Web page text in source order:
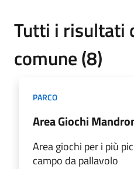
Tutti i risultati
comune (8)
PARCO
Area Giochi
Area giochi per i più
campo da pallavolo